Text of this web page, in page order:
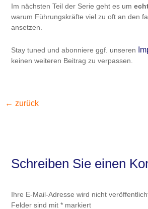
Im nächsten Teil der Serie geht es um
warum Führungskräfte viel zu oft an den
ansetzen.
Stay tuned und abonniere ggf. unseren
keinen weiteren Beitrag zu verpassen.
← zurück
Schreiben Sie einen
Ihre E-Mail-Adresse wird nicht
Felder sind mit *markiert